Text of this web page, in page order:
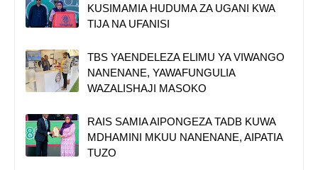
KUSIMAMIA HUDUMA ZA UGANI KWA
TIJA NA UFANISI
TBS YAENDELEZA ELIMU YA VIWANGO
NANENANE, YAWAFUNGULIA
WAZALISHAJI MASOKO
RAIS SAMIA AIPONGEZA TADB KUWA
MDHAMINI MKUU NANENANE, AIPATIA
TUZO